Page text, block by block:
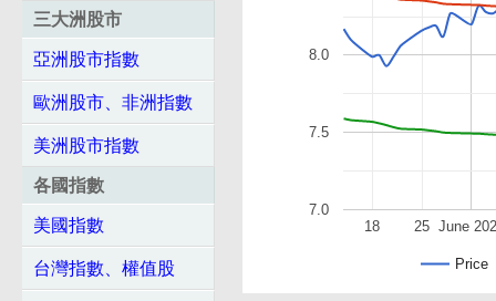
三大洲股市
亞洲股市指數
歐洲股市、非洲指數
美洲股市指數
各國指數
美國指數
台灣指數、權值股 Price
June
18 25
7.0
7.5
8.0